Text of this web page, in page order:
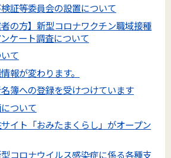
証等委員会の設置について
者の方】新型コロナワクチン職域接種
ケート調査について
て
報が変わります。
簿への登録を受けつけています
ついて
イト「おみたまくらし」がオープン
型コロナウイルス感染症に係る各種支